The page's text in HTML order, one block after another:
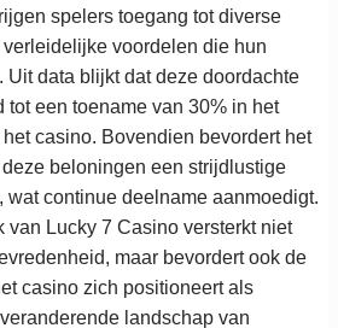
spelers toegang tot diverse
voordelen die hun
Uit data blijkt dat deze doordachte
tot een toename van 30% in het
casino. Bovendien bevordert het
beloningen een strijdlustige
wat continue deelname aanmoedigt.
van Lucky 7 Casino versterkt niet
maar bevordert ook de
casino zich positioneert als
landschap van